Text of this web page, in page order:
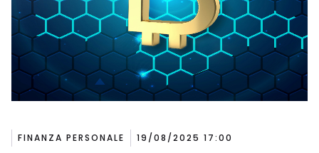
FINANZA PERSONALE 19/08/2025 17:00